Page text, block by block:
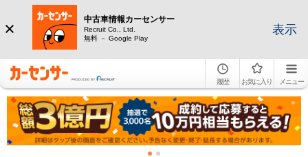
中古車情報カーセンサー
Recruit Co., Ltd.
無料 － Google Play
表示
履歴 お気に入り メニュー